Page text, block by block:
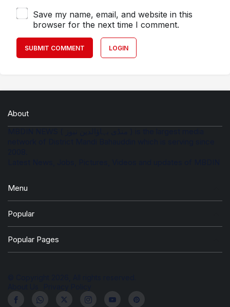
Save my name, email, and website in this
browser for the next time I comment.
SUBMIT COMMENT LOGIN
About
Menu
Popular
Popular Pages